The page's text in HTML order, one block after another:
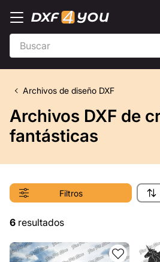
Archivos de diseño DXF
Archivos DXF de
fantásticas
Filtros
6 resultados